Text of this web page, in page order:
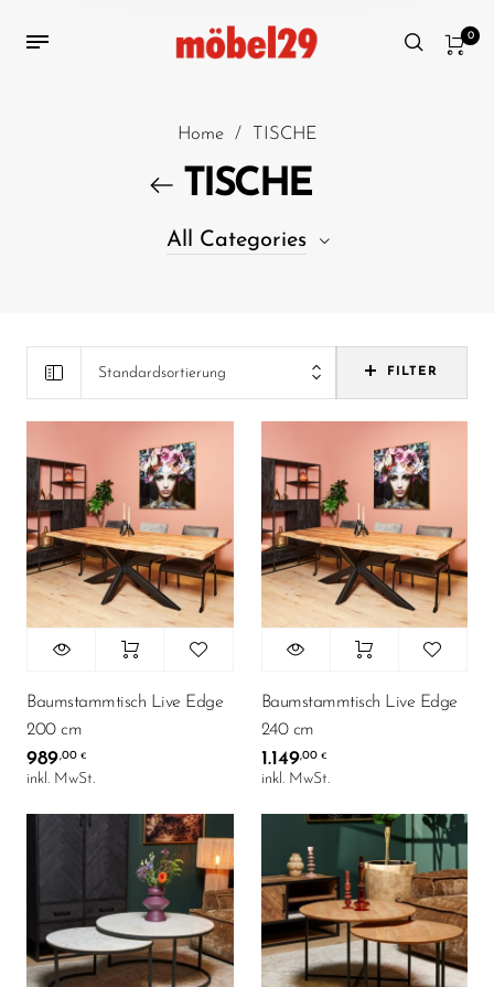
0
Home / TISCHE
TISCHE
All Categories
16
Couchtische
Küchen-/ Esstiche 59
Wohnzimmertische 117
Standardsortierung FILTER
Baumstammtisch Live Edge
200 cm
989,00 €
inkl. MwSt.
Baumstammtisch Live Edge
240 cm
1.149,00€
inkl. MwSt.